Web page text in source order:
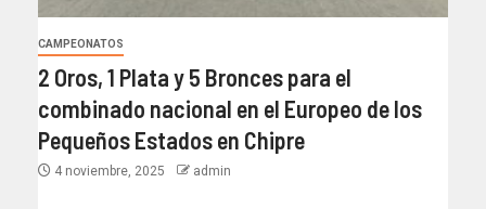
CAMPEONATOS
2 Oros, 1 Plata y 5 Bronces para el
combinado nacional en el Europeo de los
Pequeños Estados en Chipre
4 noviembre, 2025 admin